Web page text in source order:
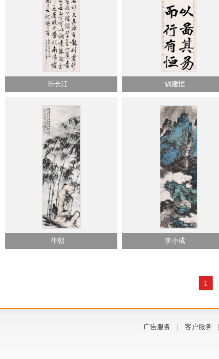
乐长江 钱建恒
牛朝 李小成
1
广告服务 客户服务